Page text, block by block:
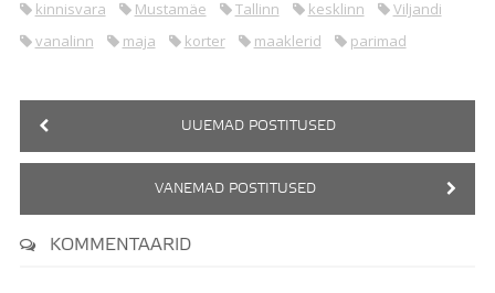
kinnisvara Mustamäe Tallinn kesklinn
Viljandi
vanalinn
maja korter maaklerid parimad
UUEMAD POSTITUSED
VANEMAD POSTITUSED
KOMMENTAARID